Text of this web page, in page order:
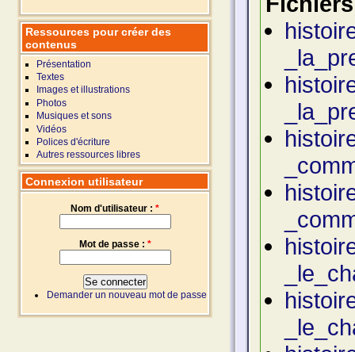
Ressources pour créer des
contenus
Présentation
Textes
Images et illustrations
Photos
Musiques et sons
Vidéos
Polices d'écriture
Autres ressources libres
Connexion utilisateur
Nom d'utilisateur : *
Mot de passe : *
Demander un nouveau mot de passe